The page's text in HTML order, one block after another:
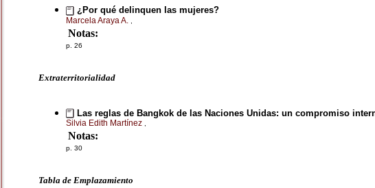
¿Por qué delinquen las mujeres?
Marcela Araya A.
Notas:
p. 26
Extraterritorialidad
Las reglas de Bangkok de las Naciones Unidas: un compromiso
Silvia Edith Martínez ,
Notas:
p. 30
Tabla de Emplazamiento